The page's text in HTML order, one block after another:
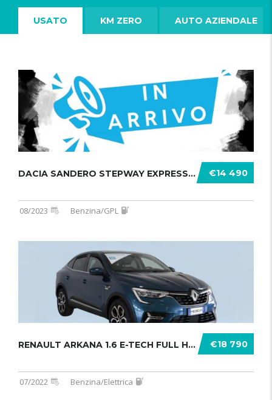
USATO KM ZERO AUTO AZIENDALE
€14 490
DACIA SANDERO STEPWAY EXPRESSION MY .......
08/2023 Benzina/GPL
€18 790
RENAULT ARKANA 1.6 E-TECH FULL HYBR .......
07/2022 Benzina/Elettrica